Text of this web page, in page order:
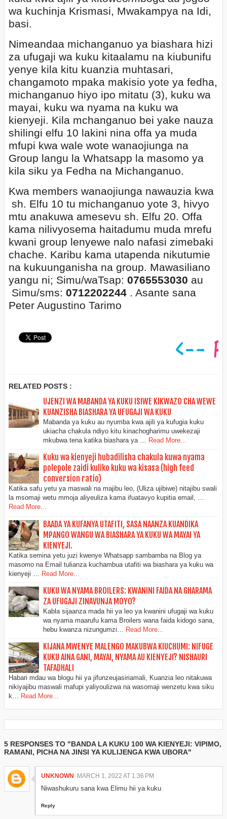
wa kuchinja Krismasi, Mwakampya na Idi,
basi.
Nimeandaa michanganuo ya biashara hizi
za ufugaji wa kuku kitaalamu na kiubunifu
yenye kila kitu kuanzia muhtasari,
changamoto mpaka makisio yote ya fedha,
michanganuo hiyo ipo mitatu (3), kuku wa
mayai, kuku wa nyama na kuku wa
kienyeji. Kila mchanganuo bei yake nauza
shilingi elfu 10 lakini nina offa ya muda
mfupi kwa wale wote wanaojiunga na
Group langu la Whatsapp la masomo ya
kila siku ya Fedha na Michanganuo.
Kwa members wanaojiunga nawauzia kwa
sh. Elfu 10 tu michanganuo yote 3, hivyo
mtu anakuwa amesevu sh. Elfu 20. Offa
kama nilivyosema haitadumu muda mrefu
kwani group lenyewe nalo nafasi zimebaki
chache. Karibu kama utapenda nikutumie
na kukuunganisha na group. Mawasiliano
yangu ni; Simu/waTsap: 0765553030 au
Simu/sms: 0712202244 . Asante sana
Peter Augustino Tarimo
RELATED POSTS :
UJENZI WA MABANDA YA KUKU ISIWE KIKWAZO CHA WEWE
KUANZISHA BIASHARA YA UFUGAJI WA KUKU
Mabanda ya kuku au nyumba kwa ajili ya kufugia kuku
ukiacha chakula ndiyo kitu kinachogharimu uwekezaji
mkubwa tena katika biashara ya … Read More...
Kuku wa kienyeji hubadilisha chakula kuwa nyama
polepole zaidi kuliko kuku wa kisasa (high feed
conversion ratio)
Katika safu yetu ya maswali na majibu leo, (Uliza ujibiwe) nitajibu swali
la msomaji wetu mmoja aliyeuliza kama ifuatavyo kupitia email, …
Read More...
BAADA YA KUFANYA UTAFITI, SASA NAANZA KUANDIKA
MPANGO WANGU WA BIASHARA YA KUKU WA MAYAI YA
KIENYEJI.
Katika semina yetu juzi kwenye Whatsapp sambamba na Blog ya
masomo na Email tulianza kuchambua utafiti wa biashara ya kuku wa
kienyeji …
Read More...
KUKU WA NYAMA BROILERS: KWANINI FAIDA NA GHARAMA
ZA UFUGAJI ZINAVUNJA MOYO?
Kabla sijaanza mada hii ya leo ya kwanini ufugaji wa kuku
wa nyama maarufu kama Broilers wana faida kidogo sana,
hebu kwanza nizungumzi…
Read More...
KIJANA MWENYE MALENGO MAKUBWA KIUCHUMI: NIFUGE
KUKU AINA GANI, MAYAI, NYAMA AU KIENYEJI? NISHAURI
TAFADHALI
Habari mdau wa blogu hii ya jifunzeujasiriamali, Kuanzia leo nitakuwa
nikiyajibu maswali mafupi yaliyoulizwa na wasomaji wenzetu kwa siku
k… Read More...
5 RESPONSES TO "BANDA LA KUKU 100 WA KIENYEJI: VIPIMO,
RAMANI, PICHA NA JINSI YA KULIJENGA KWA UBORA"
UNKNOWN MARCH 1, 2022 AT 1:36 PM
Niwashukuru sana kwa Elimu hii ya kuku
Reply